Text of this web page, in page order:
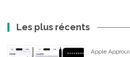
Les plus récents
Apple